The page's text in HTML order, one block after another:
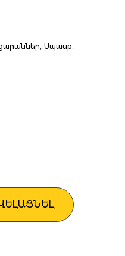
Սպասք,